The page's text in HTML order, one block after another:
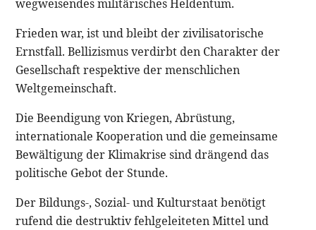
wegweisendes militärisches Heldentum.
Frieden war, ist und bleibt der zivilisatorische
Ernstfall. Bellizismus verdirbt den Charakter der
Gesellschaft respektive der menschlichen
Weltgemeinschaft.
Die Beendigung von Kriegen, Abrüstung,
internationale Kooperation und die gemeinsame
Bewältigung der Klimakrise sind drängend das
politische Gebot der Stunde.
Der Bildungs-, Sozial- und Kulturstaat benötigt
rufend die destruktiv fehlgeleiteten Mittel und